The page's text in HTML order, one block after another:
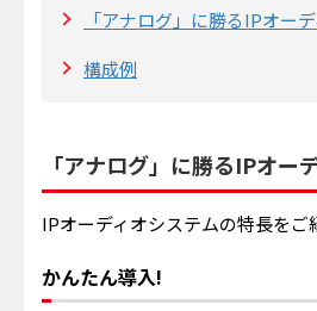
「アナログ」に勝るIPオー
構成例
「アナログ」に勝るIPオー
IPオーディオシステムの特長をご
かんたん導入!